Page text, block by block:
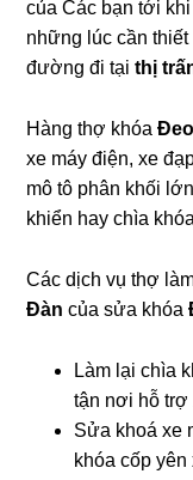
của Các bạn tới
những lúc cần
đường đi tạithị
Hàng thợ khóaĐeo
xe máy điện, xe
mô tô phân khối
khiển hay chìa
Các dịch vụ thợ
Đàncủa sửa khóa
Làm lại chìa
tận nơi hỗ
Sửa khoá xe
khóa cốp yên